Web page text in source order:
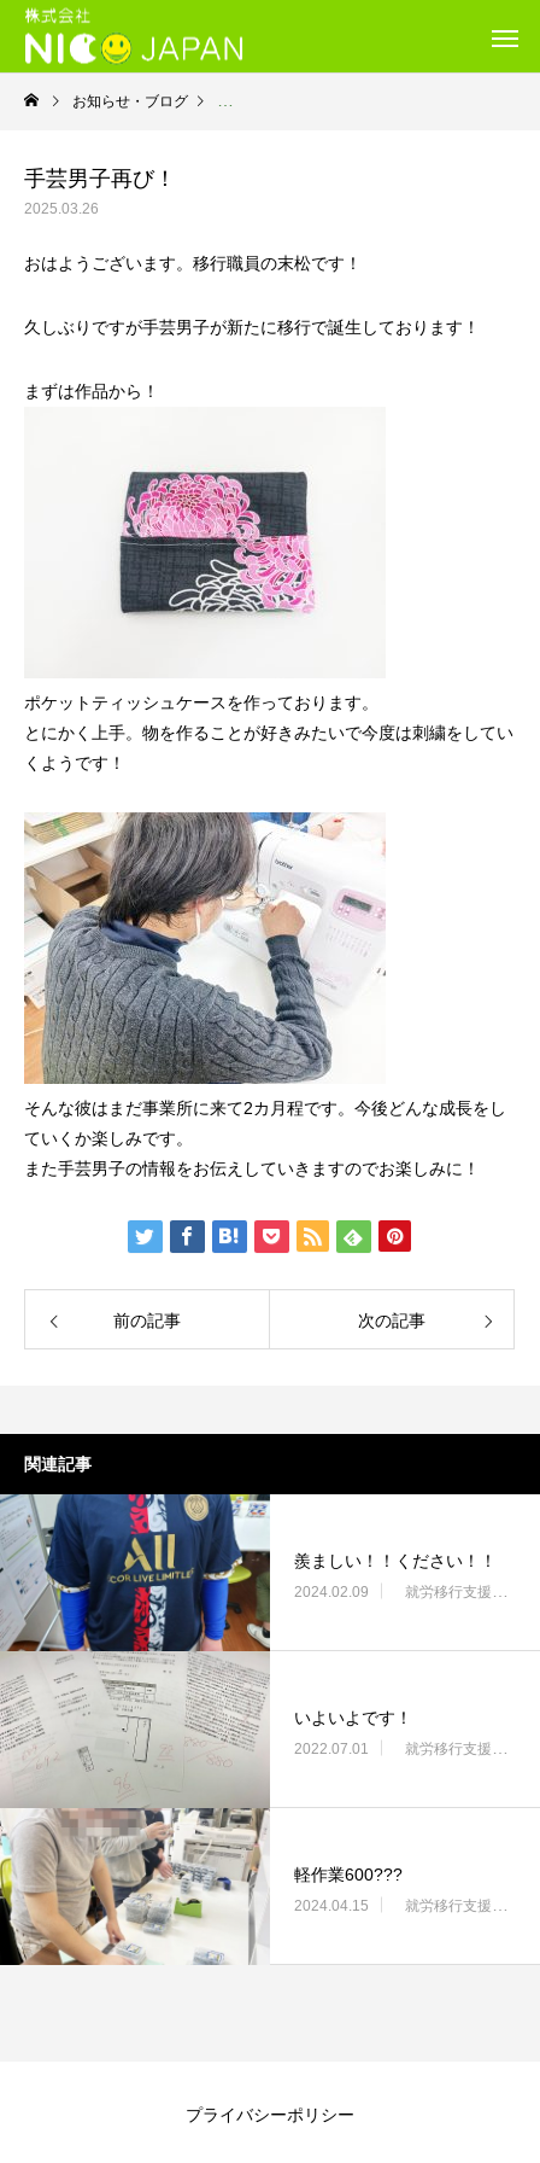
お知らせ・ブログ 就労移行支援・ニコサービス城東センター
手芸男子再び！
2025.03.26
おはようございます。移行職員の末松です！
久しぶりですが手芸男子が新たに移行で誕生しております！
まずは作品から！
ポケットティッシュケースを作っております。
とにかく上手。物を作ることが好きみたいで今度は刺繍をしてい
くようです！
そんな彼はまだ事業所に来て2カ月程です。今後どんな成長をし
ていくか楽しみです。
また手芸男子の情報をお伝えしていきますのでお楽しみに！
前の記事 次の記事
関連記事
羨ましい！！ください！！
2024.02.09 就労移行支援・ニコサービス城東センター
いよいよです！
2022.07.01 就労移行支援・ニコサービス城東センター
軽作業600???
2024.04.15 就労移行支援・ニコサービス城東センター
プライバシーポリシー